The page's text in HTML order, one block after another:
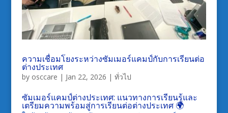
ความเชื่อมโยงระหว่างซัมเมอร์แคมป์กับการเรียนต่อ
ต่างประเทศ
by osccare | Jan 22, 2026 | ทั่วไป
ซัมเมอร์แคมป์ต่างประเทศ: แนวทางการเรียนรู้และ
เตรียมความพร้อมสู่การเรียนต่อต่างประเทศ 🌍